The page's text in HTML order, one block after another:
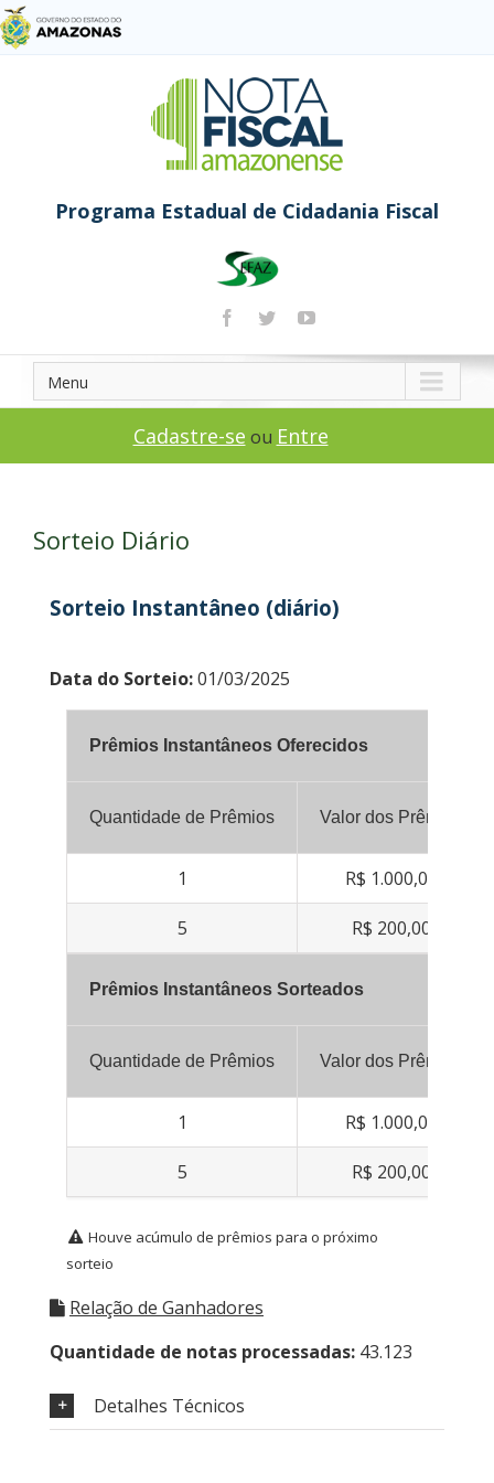
Programa Estadual de Cidadania Fiscal
Menu
Cadastre-se ou Entre
Sorteio Diário
Sorteio Instantâneo (diário)
Data do Sorteio:01/03/2025
Prêmios Instantâneos Oferecidos
Quantidade de Prêmios Valor dos Prêmios
1 R$ 1.000,00
5 R$ 200,00
Prêmios Instantâneos Sorteados
Quantidade de Prêmios Valor dos Prêmios
1 R$ 1.000,00
5 R$ 200,00
Houve acúmulo de prêmios para o próximo
sorteio
Relação de Ganhadores
Quantidade de notas processadas: 43.123
Detalhes Técnicos